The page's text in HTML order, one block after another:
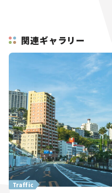
関連ギャラリー
Traffic